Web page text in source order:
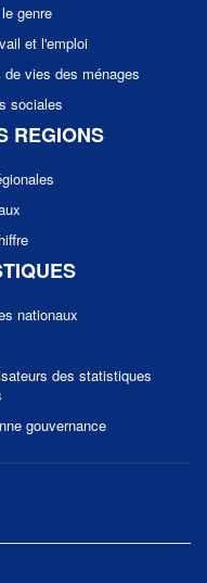
genre
et l'emploi
vies des ménages
sociales
REGIONS
nationaux
des statistiques
gouvernance